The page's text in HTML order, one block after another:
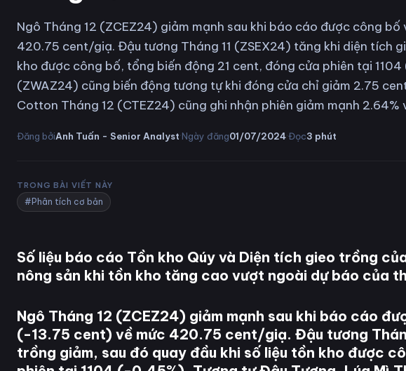
Ngô Tháng 12 (ZCEZ24) giảm mạnh sau khi báo cáo được công
420.75 cent/giạ. Đậu tương Tháng 11 (ZSEX24) tăng khi diện tích
kho được công bố, tổng biến động 21 cent, đóng cửa phiên tại
(ZWAZ24) cũng biến động tương tự khi đóng cửa chỉ giảm 2.75
Cotton Tháng 12 (CTEZ24) cũng ghi nhận phiên giảm mạnh
Đăng bởiAnh Tuấn - Senior Analyst·Ngày đăng01/07/2024·Đọc3 phút
TRONG BÀI VIẾT NÀY
#Phân tích cơ bản
Số liệu báo cáo Tồn kho Qúy và Diện tích gieo trồng
nông sản khi tồn kho tăng cao vượt ngoài dự báo của
Ngô Tháng 12 (ZCEZ24) giảm mạnh sau khi báo cáo
(-13.75 cent) về mức 420.75 cent/giạ. Đậu tương
trồng giảm, sau đó quay đầu khi số liệu tồn kho được